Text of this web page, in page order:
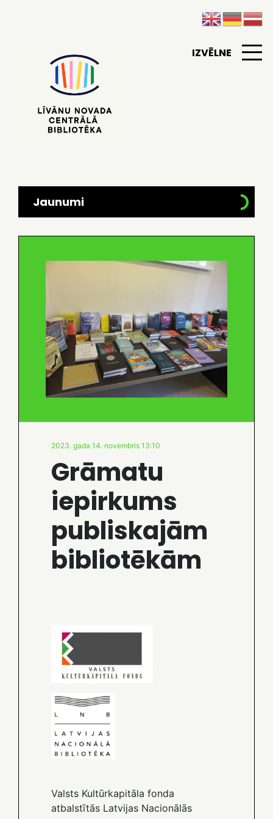
IZVĒLNE
Jaunumi
2023. gada 14. novembris 13:10
Grāmatu
iepirkums
publiskajām
bibliotēkām
Valsts Kultūrkapitāla fonda
atbalstītās Latvijas Nacionālās